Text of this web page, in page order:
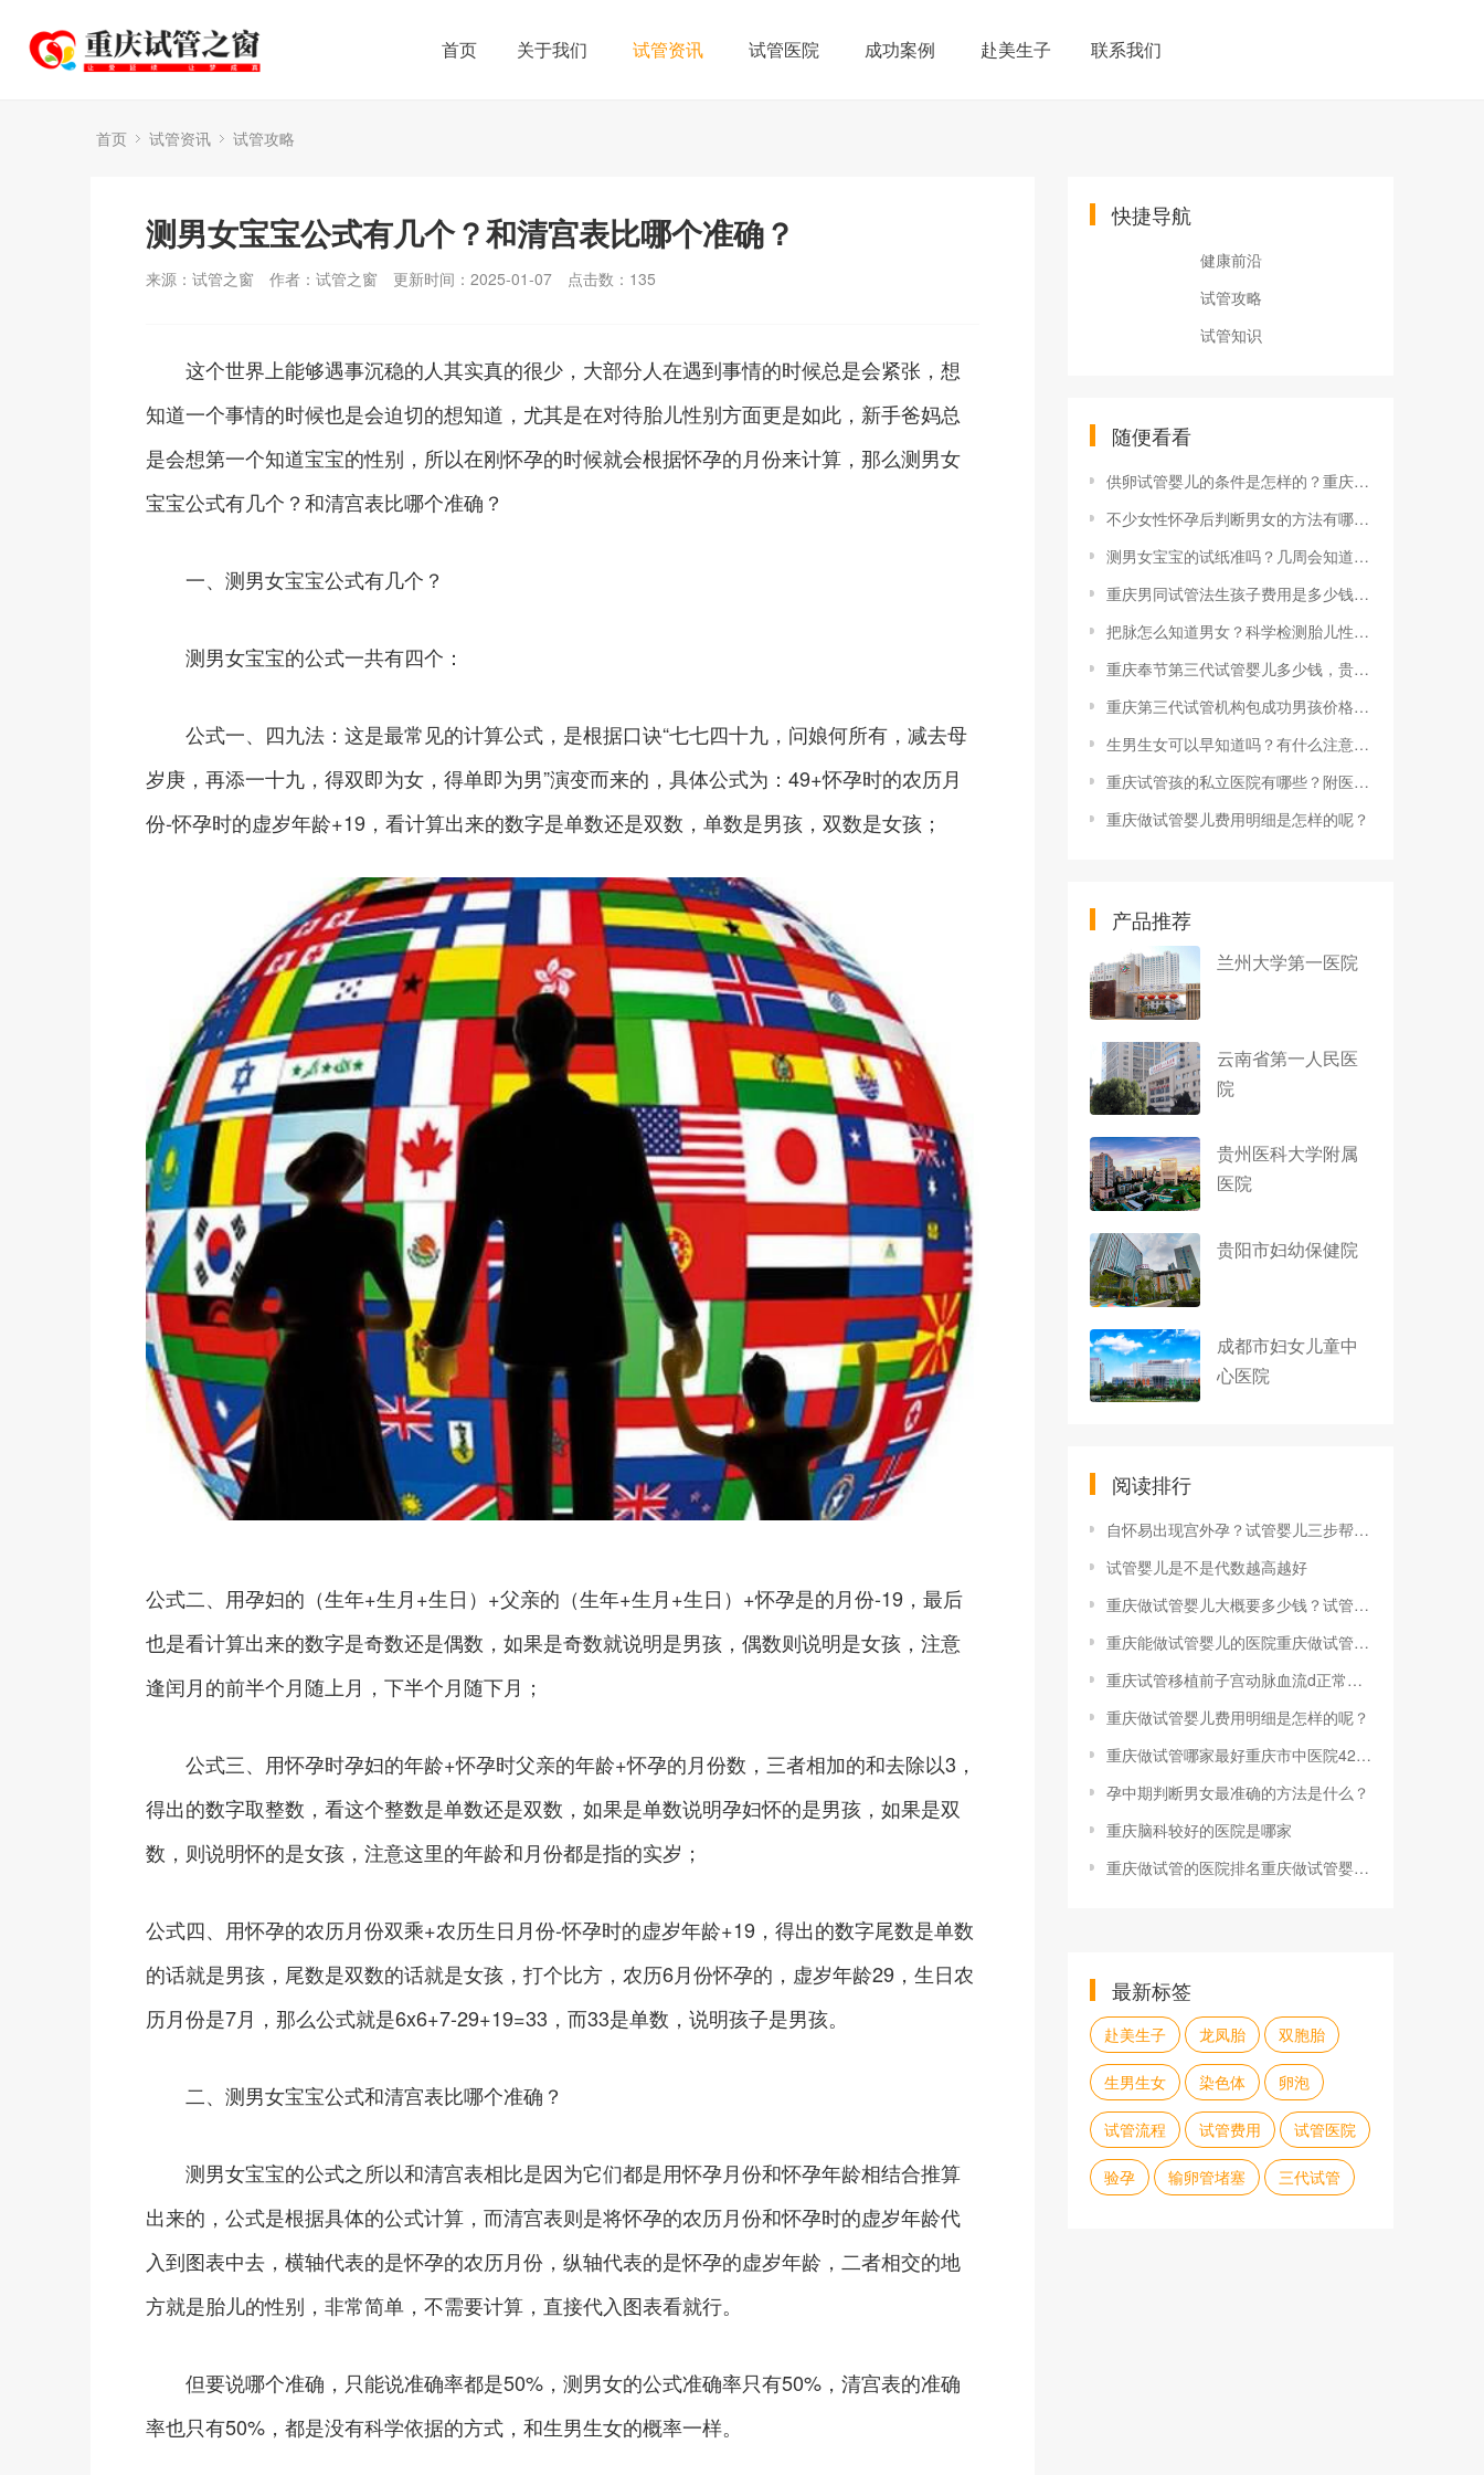
首页 关于我们 试管资讯 试管医院 成功案例 赴美生子 联系我们
首页 试管资讯 试管攻略
测男女宝宝公式有几个？和清宫表比哪个准确？
来源：试管之窗 作者：试管之窗 更新时间：2025-01-07 点击数： 135
这个世界上能够遇事沉稳的人其实真的很少，大部分人在遇到事情的时候总是会紧张，想
知道一个事情的时候也是会迫切的想知道，尤其是在对待胎儿性别方面更是如此，新手爸妈总
是会想第一个知道宝宝的性别，所以在刚怀孕的时候就会根据怀孕的月份来计算，那么测男女
宝宝公式有几个？和清宫表比哪个准确？
一、测男女宝宝公式有几个？
测男女宝宝的公式一共有四个：
公式一、四九法：这是最常见的计算公式，是根据口诀“七七四十九，问娘何所有，减去母
岁庚，再添一十九，得双即为女，得单即为男”演变而来的，具体公式为：49+怀孕时的农历月
份-怀孕时的虚岁年龄+19，看计算出来的数字是单数还是双数，单数是男孩，双数是女孩；
公式二、用孕妇的（生年+生月+生日）+父亲的（生年+生月+生日）+怀孕是的月份-19，最后
也是看计算出来的数字是奇数还是偶数，如果是奇数就说明是男孩，偶数则说明是女孩，注意
逢闰月的前半个月随上月，下半个月随下月；
公式三、用怀孕时孕妇的年龄+怀孕时父亲的年龄+怀孕的月份数，三者相加的和去除以3，
得出的数字取整数，看这个整数是单数还是双数，如果是单数说明孕妇怀的是男孩，如果是双
数，则说明怀的是女孩，注意这里的年龄和月份都是指的实岁；
公式四、用怀孕的农历月份双乘+农历生日月份-怀孕时的虚岁年龄+19，得出的数字尾数是单数
的话就是男孩，尾数是双数的话就是女孩，打个比方，农历6月份怀孕的，虚岁年龄29，生日农
历月份是7月，那么公式就是6x6+7-29+19=33，而33是单数，说明孩子是男孩。
二、测男女宝宝公式和清宫表比哪个准确？
测男女宝宝的公式之所以和清宫表相比是因为它们都是用怀孕月份和怀孕年龄相结合推算
出来的，公式是根据具体的公式计算，而清宫表则是将怀孕的农历月份和怀孕时的虚岁年龄代
入到图表中去，横轴代表的是怀孕的农历月份，纵轴代表的是怀孕的虚岁年龄，二者相交的地
方就是胎儿的性别，非常简单，不需要计算，直接代入图表看就行。
但要说哪个准确，只能说准确率都是50%，测男女的公式准确率只有50%，清宫表的准确
率也只有50%，都是没有科学依据的方式，和生男生女的概率一样。
快捷导航
健康前沿
试管攻略
试管知识
随便看看
供卵试管婴儿的条件是怎样的？重庆私立供卵试管婴儿医院排名如何？
不少女性怀孕后判断男女的方法有哪些？判断男女的方法准确吗？
测男女宝宝的试纸准吗？几周会知道男女？
重庆男同试管法生孩子费用是多少钱，男男试管生孩子具体费用详情
把脉怎么知道男女？科学检测胎儿性别方法有什么？
重庆奉节第三代试管婴儿多少钱，贵不贵？
重庆第三代试管机构包成功男孩价格多少？
生男生女可以早知道吗？有什么注意事项？
重庆试管孩的私立医院有哪些？附医院排名
重庆做试管婴儿费用明细是怎样的呢？
产品推荐
兰州大学第一医院
云南省第一人民医
院
贵州医科大学附属
医院
贵阳市妇幼保健院
成都市妇女儿童中
心医院
阅读排行
自怀易出现宫外孕？试管婴儿三步帮你降低几
试管婴儿是不是代数越高越好
重庆做试管婴儿大概要多少钱？试管婴儿的收
重庆能做试管婴儿的医院重庆做试管婴儿的私
重庆试管移植前子宫动脉血流d正常值范围是
重庆做试管婴儿费用明细是怎样的呢？
重庆做试管哪家最好重庆市中医院42岁三代
孕中期判断男女最准确的方法是什么？
重庆脑科较好的医院是哪家
重庆做试管的医院排名重庆做试管婴儿需要多
最新标签
赴美生子 龙凤胎 双胞胎
生男生女 染色体 卵泡
试管流程 试管费用 试管医院
验孕 输卵管堵塞 三代试管